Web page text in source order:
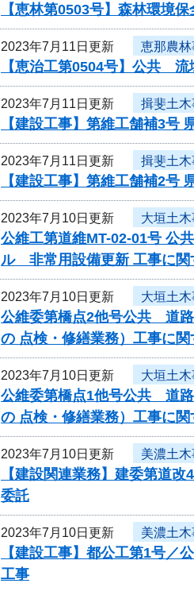
【恵林第0503号】森林環境
2023年7月11日更新 恵那農
【恵治工第0504号】公共
2023年7月11日更新 揖斐土
【建設工事】第維工舗補3
2023年7月11日更新 揖斐土
【建設工事】第維工舗補2
2023年7月10日更新 大垣土
公維工第道維MT-02-01号 公
ル 非常用設備更新 工事に関
2023年7月10日更新 大垣土
公維委第橋点2他号公共 道路
の 点検・修繕業務）工事に
2023年7月10日更新 大垣土
公維委第橋点1他号公共 道路
の 点検・修繕業務）工事に
2023年7月10日更新 美濃土
【建設関連業務】建委第
委託
2023年7月10日更新 美濃土
【建設工事】都公工第1号
工事